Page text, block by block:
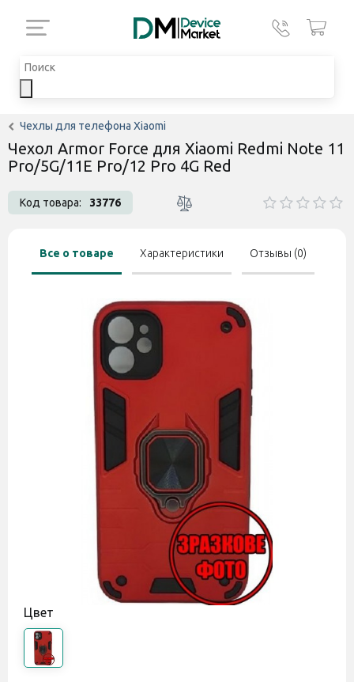
Чехлы для телефона Xiaomi
Чехол Armor Force для Xiaomi Redmi Note 11
Pro/5G/11E Pro/12 Pro 4G Red
Код товара: 33776
Все о товаре Характеристики Отзывы (0)
Цвет